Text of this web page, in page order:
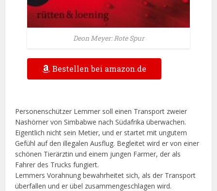
Deon Meyer: Rote Spur
Bestellen bei amazon.de
Personenschützer Lemmer soll einen Transport zweier
Nashörner von Simbabwe nach Südafrika überwachen.
Eigentlich nicht sein Metier, und er startet mit ungutem
Gefühl auf den illegalen Ausflug. Begleitet wird er von einer
schönen Tierärztin und einem jungen Farmer, der als
Fahrer des Trucks fungiert.
Lemmers Vorahnung bewahrheitet sich, als der Transport
überfallen und er übel zusammengeschlagen wird.